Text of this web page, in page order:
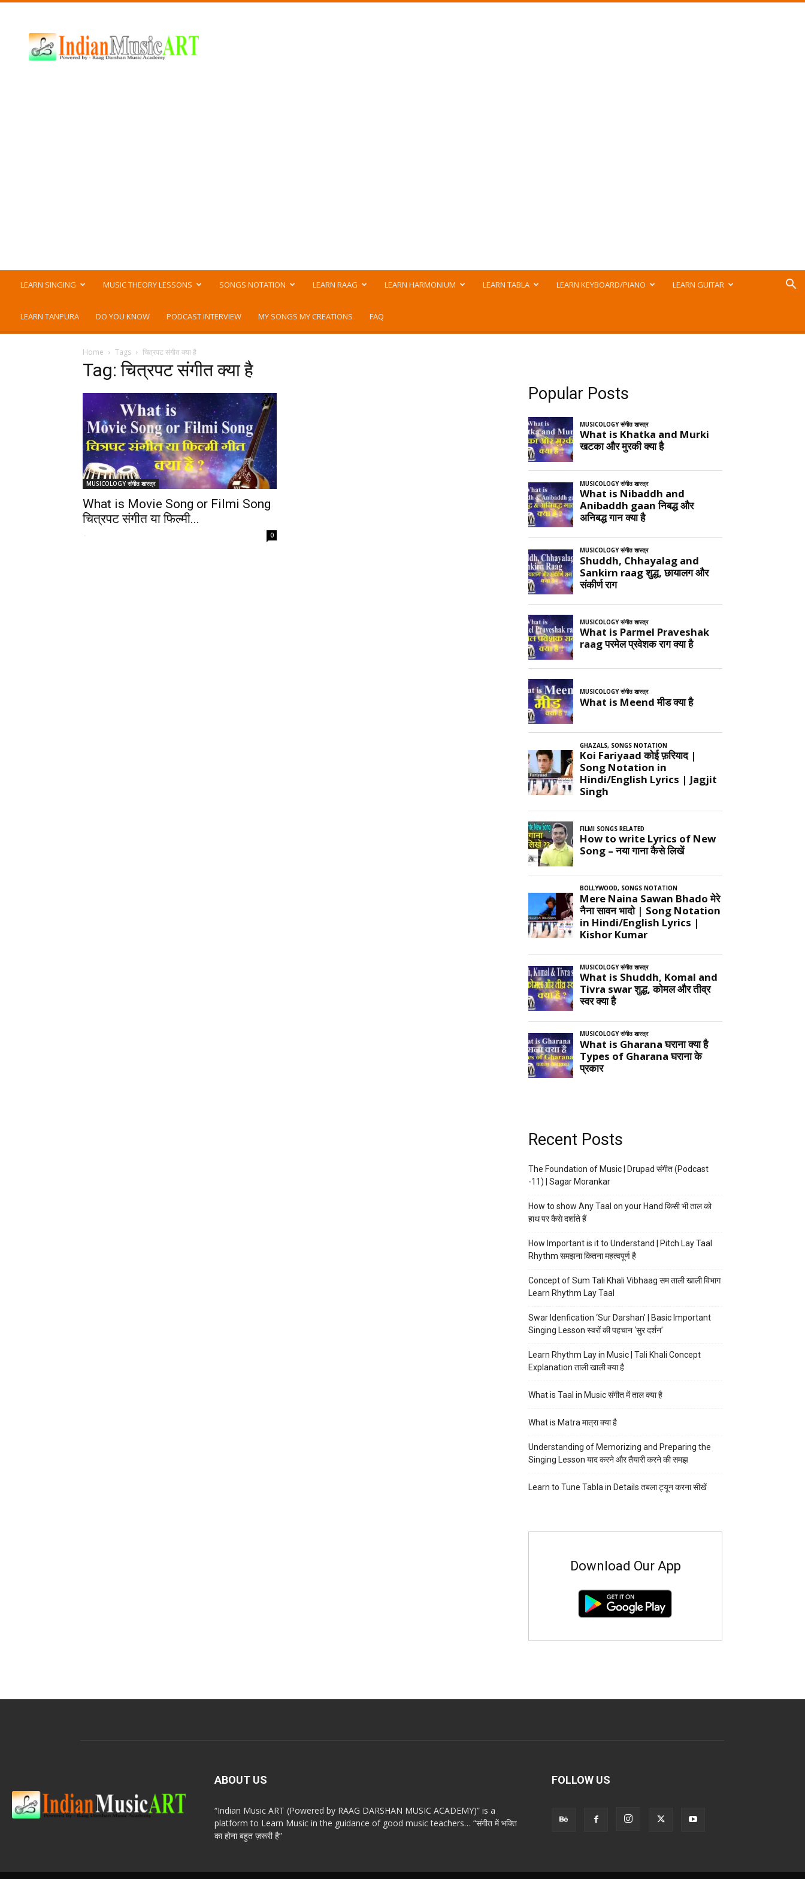
Music
ART
LEARN SINGING MUSIC THEORY LESSONS SONGS NOTATION LEARN RAAG LEARN HARMONIUM LEARN TABLA LEARN KEYBOARD/PIANO LEARN GUITAR
LEARN TANPURA DO YOU KNOW PODCAST INTERVIEW MY SONGS MY CREATIONS FAQ
Home Tags चित्रपट संगीत क्या है
Tag: चित्रपट संगीत क्या है
MUSICOLOGY संगीत शास्त्र
What is Movie Song or Filmi Song
चित्रपट संगीत या फिल्मी...
- 0
Popular Posts
Recent Posts
The Foundation of Music | Drupad संगीत (Podcast
-11) | Sagar Morankar
How to show Any Taal on your Hand किसी भी ताल को
हाथ पर कैसे दर्शाते हैं
How Important is it to Understand | Pitch Lay Taal
Rhythm समझना कितना महत्वपूर्ण है
Concept of Sum Tali Khali Vibhaag सम ताली खाली विभाग
Learn Rhythm Lay Taal
Swar Idenfication ‘Sur Darshan’ | Basic Important
Singing Lesson स्वरों की पहचान ‘सुर दर्शन’
Learn Rhythm Lay in Music | Tali Khali Concept
Explanation ताली खाली क्या है
What is Taal in Music संगीत में ताल क्या है
What is Matra मात्रा क्या है
Understanding of Memorizing and Preparing the
Singing Lesson याद करने और तैयारी करने की समझ
Learn to Tune Tabla in Details तबला ट्यून करना सीखें
Download Our App
ABOUT US
“Indian Music ART (Powered by RAAG DARSHAN MUSIC ACADEMY)” is a
platform to Learn Music in the guidance of good music teachers… “संगीत में भक्ति
का होना बहुत ज़रूरी है”
FOLLOW US